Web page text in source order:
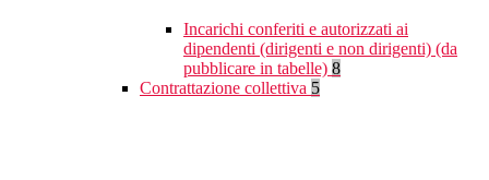
Incarichi conferiti e autorizzati ai
dipendenti (dirigenti e non dirigenti) (da
pubblicare in tabelle) 8
Contrattazione collettiva 5